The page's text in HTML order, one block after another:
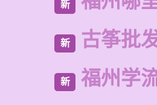
新
新 古筝批
新 福州学